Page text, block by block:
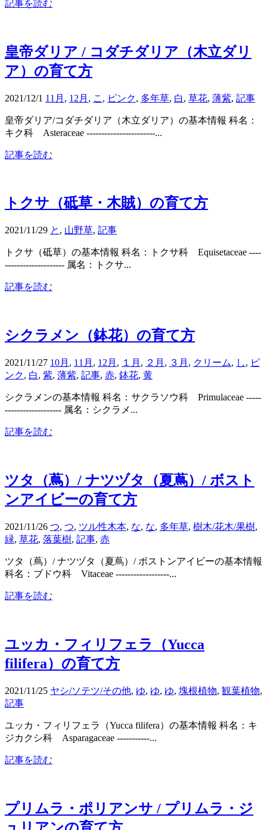
記事を読む
皇帝ダリア / コダチダリア（木立ダリ
ア）の育て方
2021/12/1 11月 , 12月 , こ , ピンク, 多年草, 白, 草花, 薄紫, 記事
皇帝ダリア/コダチダリア（木立ダリア）の基本情報 科名：
キク科 Asteraceae -----------------------...
記事を読む
トクサ（砥草・木賊）の育て方
2021/11/29 と , 山野草, 記事
トクサ（砥草）の基本情報 科名：トクサ科 Equisetaceae ----
-------------------- 属名：トクサ...
記事を読む
シクラメン（鉢花）の育て方
2021/11/27 10月 , 11月 , 12月 , １月 , ２月 , ３月 , クリーム, し, ピ
ンク, 白, 紫, 薄紫, 記事, 赤, 鉢花, 黄
シクラメンの基本情報 科名：サクラソウ科 Primulaceae -----
------------------- 属名：シクラメ...
記事を読む
ツタ（蔦）/ ナツヅタ（夏蔦）/ ボスト
ンアイビーの育て方
2021/11/26 つ, つ, ツル性木本, な, な, 多年草, 樹木/花木/果樹,
緑, 草花, 落葉樹, 記事, 赤
ツタ（蔦）/ ナツヅタ（夏蔦）/ ボストンアイビーの基本情報
科名：ブドウ科 Vitaceae ------------------...
記事を読む
ユッカ・フィリフェラ（Yucca
filifera）の育て方
2021/11/25 ヤシ/ソテツ/その他, ゆ, ゆ, ゆ, 塊根植物, 観葉植物,
記事
ユッカ・フィリフェラ（Yucca filifera）の基本情報 科名：キ
ジカクシ科 Asparagaceae -----------...
記事を読む
プリムラ・ポリアンサ / プリムラ・ジ